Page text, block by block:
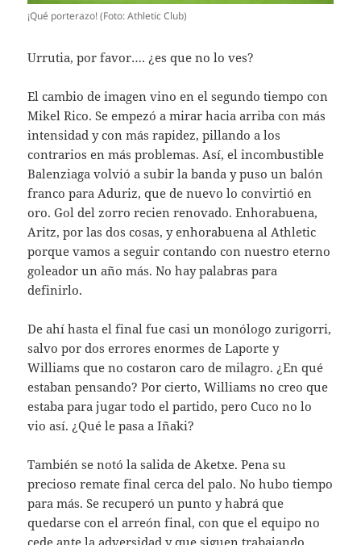
¡Qué porterazo! (Foto: Athletic Club)
Urrutia, por favor…. ¿es que no lo ves?
El cambio de imagen vino en el segundo tiempo con
Mikel Rico. Se empezó a mirar hacia arriba con más
intensidad y con más rapidez, pillando a los
contrarios en más problemas. Así, el incombustible
Balenziaga volvió a subir la banda y puso un balón
franco para Aduriz, que de nuevo lo convirtió en
oro. Gol del zorro recien renovado. Enhorabuena,
Aritz, por las dos cosas, y enhorabuena al Athletic
porque vamos a seguir contando con nuestro eterno
goleador un año más. No hay palabras para
definirlo.
De ahí hasta el final fue casi un monólogo zurigorri,
salvo por dos errores enormes de Laporte y
Williams que no costaron caro de milagro. ¿En qué
estaban pensando? Por cierto, Williams no creo que
estaba para jugar todo el partido, pero Cuco no lo
vio así. ¿Qué le pasa a Iñaki?
También se notó la salida de Aketxe. Pena su
precioso remate final cerca del palo. No hubo tiempo
para más. Se recuperó un punto y habrá que
quedarse con el arreón final, con que el equipo no
cede ante la adversidad y que siguen trabajando